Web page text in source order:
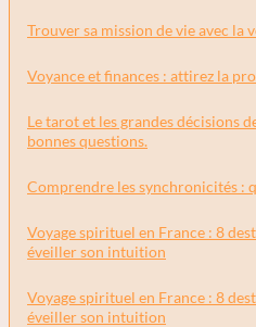
Trouver sa mission de vie avec la
Voyance et finances : attirez la
Le tarot et les grandes décisions
bonnes questions.
Comprendre les synchronicités :
Voyage spirituel en France : 8
éveiller son intuition
Voyage spirituel en France : 8
éveiller son intuition